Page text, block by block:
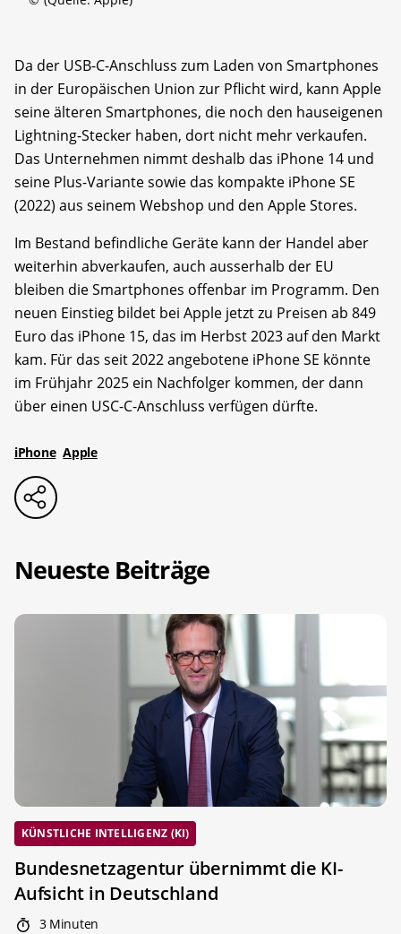
Da der USB-C-Anschluss zum Laden von Smartphones
in der Europäischen Union zur Pflicht wird, kann Apple
seine älteren Smartphones, die noch den hauseigenen
Lightning-Stecker haben, dort nicht mehr verkaufen.
Das Unternehmen nimmt deshalb das iPhone 14 und
seine Plus-Variante sowie das kompakte iPhone SE
(2022) aus seinem Webshop und den Apple Stores.
Im Bestand befindliche Geräte kann der Handel aber
weiterhin abverkaufen, auch ausserhalb der EU
bleiben die Smartphones offenbar im Programm. Den
neuen Einstieg bildet bei Apple jetzt zu Preisen ab 849
Euro das iPhone 15, das im Herbst 2023 auf den Markt
kam. Für das seit 2022 angebotene iPhone SE könnte
im Frühjahr 2025 ein Nachfolger kommen, der dann
über einen USC-C-Anschluss verfügen dürfte.
iPhone Apple
Neueste Beiträge
KÜNSTLICHE INTELLIGENZ (KI)
Bundesnetzagentur übernimmt die KI-
Aufsicht in Deutschland
3 Minuten